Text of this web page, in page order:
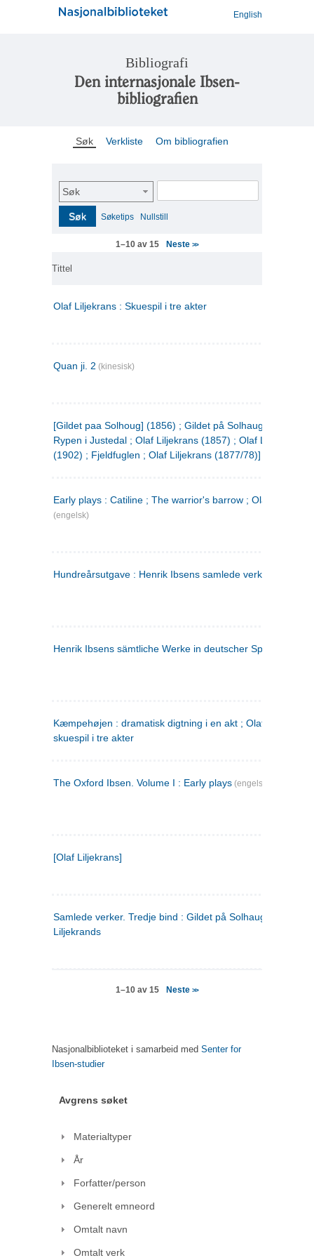
English
Bibliografi
Den internasjonale Ibsen-
bibliografien
Søk Verkliste Om bibliografien
Søk
Søk Søketips Nullstill
1–10 av 15 Neste>>
Tittel
Olaf Liljekrans : Skuespil i tre akter
Quan ji. 2 (kinesisk)
[Gildet paa Solhoug] (1856) ; Gildet på Solhaug (1883) ;
Rypen i Justedal ; Olaf Liljekrans (1857) ; Olaf Liljekrans
(1902) ; Fjeldfuglen ; Olaf Liljekrans (1877/78)]
Early plays : Catiline ; The warrior's barrow ; Olaf Liljekrans
(engelsk)
Hundreårsutgave : Henrik Ibsens samlede verker. 3
Henrik Ibsens sämtliche Werke in deutscher Sprache. 2
Kæmpehøjen : dramatisk digtning i en akt ; Olaf Liljekrans :
skuespil i tre akter
The Oxford Ibsen. Volume I : Early plays (engelsk)
[Olaf Liljekrans]
Samlede verker. Tredje bind : Gildet på Solhaug ; Olaf
Liljekrands
1–10 av 15 Neste>>
Nasjonalbiblioteket i samarbeid med Senter for
Ibsen-studier
Avgrens søket
Materialtyper
År
Forfatter/person
Generelt emneord
Omtalt navn
Omtalt verk